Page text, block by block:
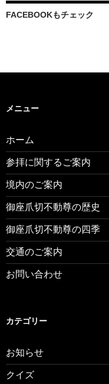
FACEBOOKもチェック
メニュー
ホーム
参拝に関するご案内
境内のご案内
御座爪切不動尊の歴史
御座爪切不動尊の四季
交通のご案内
お問い合わせ
カテゴリー
お知らせ
クイズ